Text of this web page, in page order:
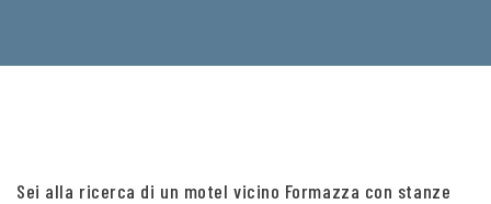
Sei alla ricerca di un motel vicino Formazza con stanze